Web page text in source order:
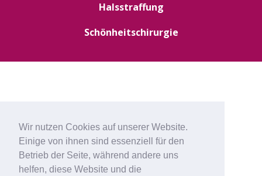
Wir nutzen Cookies auf unserer Website.
Einige von ihnen sind essenziell für den
Betrieb der Seite, während andere uns
helfen, diese Website und die
Halsstraffung
Schönheitschirurgie